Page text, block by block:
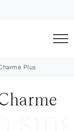
Plus